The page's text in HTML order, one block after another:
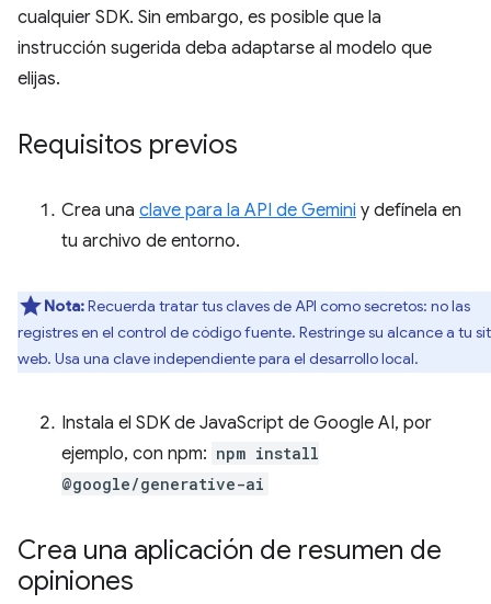
cualquier SDK. Sin embargo, es posible que la
instrucción sugerida deba adaptarse al modelo que
elijas.
Requisitos previos
Crea una clave para la API de Gemini y defínela en
tu archivo de entorno.
Nota:Recuerda tratar tus claves de API como secretos: no las
registres en el control de código fuente. Restringe su alcance a tu
web. Usa una clave independiente para el desarrollo local.
Instala el SDK de JavaScript de Google AI, por
ejemplo, con npm: npm install
@google/generative-ai
Crea una aplicación de resumen de
opiniones